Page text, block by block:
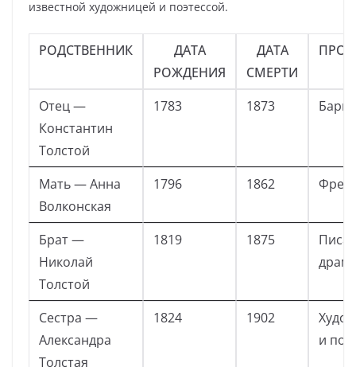
известной художницей и поэтессой.
РОДСТВЕННИК
ДАТА
РОЖДЕНИЯ
ДАТА
СМЕРТИ
Отец —
Константин
Толстой
1783 1873
Мать — Анна
Волконская
1796 1862
Брат —
Николай
Толстой
1819 1875
Сестра —
Александра
Толстая
1824 1902
и